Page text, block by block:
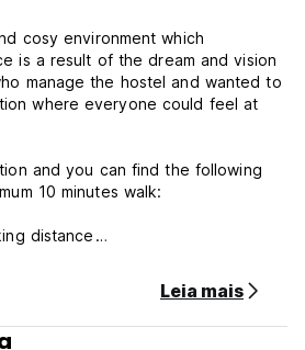
cosy environment which
is a result of the dream and vision
manage the hostel and wanted to
where everyone could feel at
and you can find the following
10 minutes walk:
distance
walking distance
walking distance
minutes walking distance
minutes walking distance
Leia mais